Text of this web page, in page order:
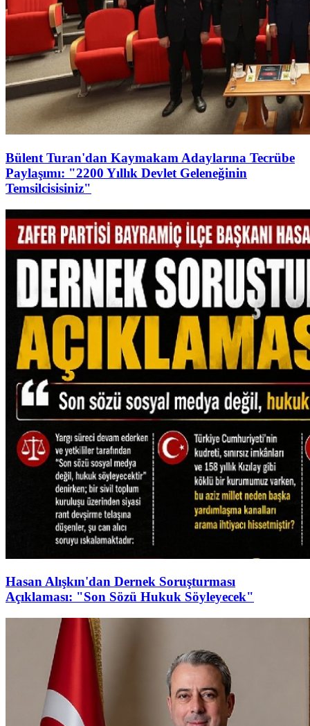
Bülent Turan'dan Kaymakam Adaylarına Tecrübe
Paylaşımı: "2200 Yıllık Devlet Geleneğinin
Temsilcisisiniz"
Hasan Alışkın'dan Dernek Soruşturması
Açıklaması: "Son Sözü Hukuk Söyleyecek"